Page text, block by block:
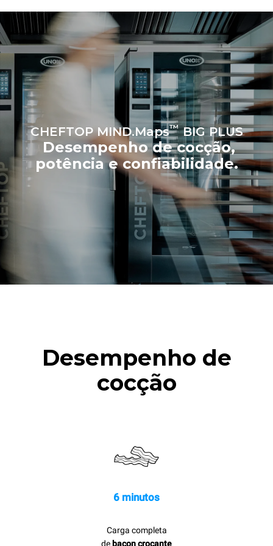
produzida a partir de fontes
renováveis.
Greenhouse
Gas Protocol
Estimativa calculada
assumindo o uso diário do
forno (365 dias/ano):
6 cargas cheias de frango
Estimativa calculada
assumindo as seguintes
lavagens semanais (52
semanas/ano):
7 lavagens longas
CHEFTOP MIND.Maps™BIG PLUS
Desempenho de cocção,
potência e confiabilidade.
Desempenho de
cocção
6 minutos
Carga completa
de bacon crocante